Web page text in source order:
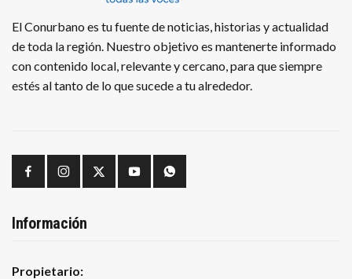
El Conurbano es tu fuente de noticias, historias y actualidad
de toda la región. Nuestro objetivo es mantenerte informado
con contenido local, relevante y cercano, para que siempre
estés al tanto de lo que sucede a tu alrededor.
Información
Propietario: